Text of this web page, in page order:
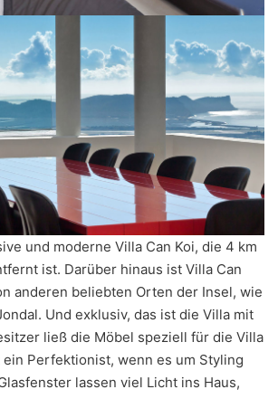
und moderne Villa Can Koi, die 4 km
ist. Darüber hinaus ist Villa Can
anderen beliebten Orten der Insel, wie
Und exklusiv, das ist die Villa mit
ließ die Möbel speziell für die Villa
Perfektionist, wenn es um Styling
lassen viel Licht ins Haus,